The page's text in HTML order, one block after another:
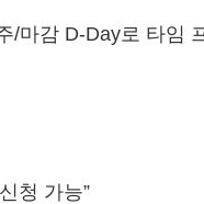
/마감 D-Day로 타임
청 가능”